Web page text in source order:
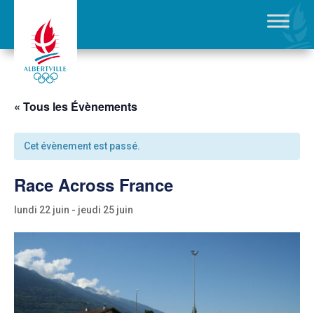
« Tous les Évènements
Cet évènement est passé.
Race Across France
lundi 22 juin - jeudi 25 juin